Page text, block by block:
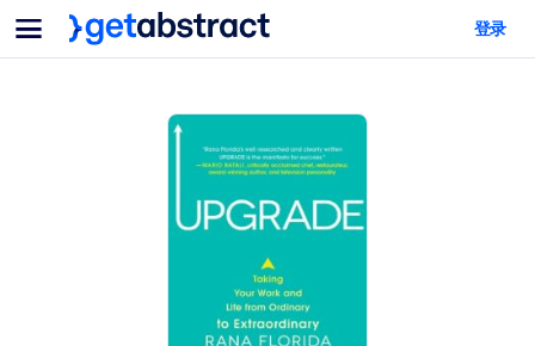
菜单
面向团队与管理者
为您的员工配备关键的人工智能技能。
帮助您的管理者为未来的工作时代做好准备。
让团队更轻松地共同学习、解决实际问题并更快采取行动。
面向人工智能系统
登录